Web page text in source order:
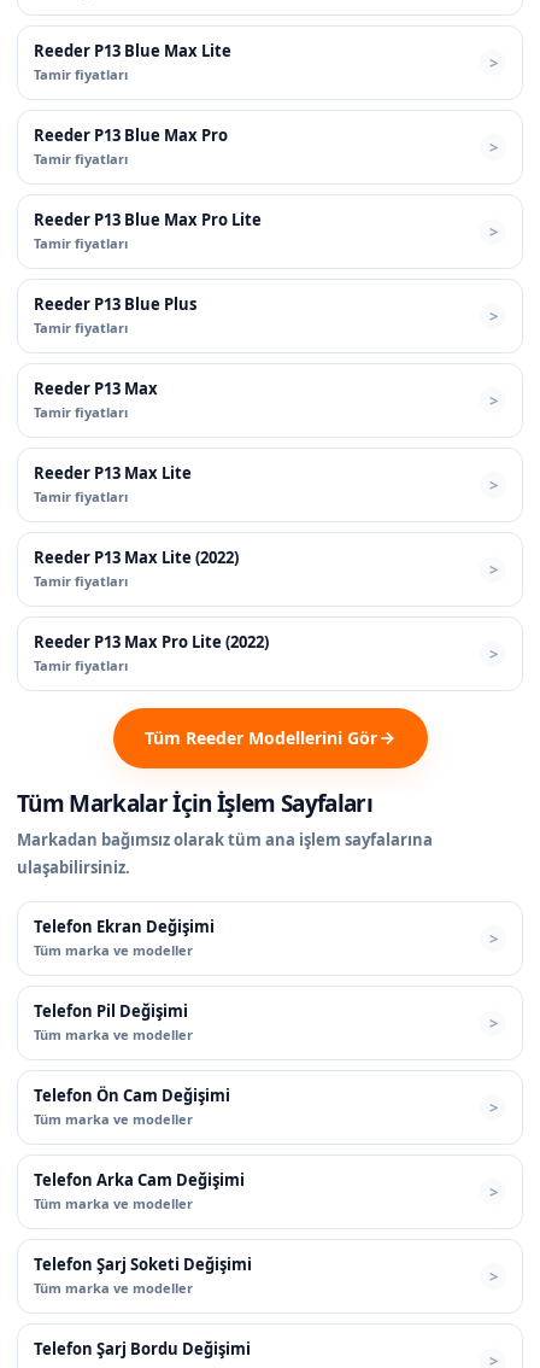
Reeder P13 Blue Max Lite
Tamir fiyatları
Reeder P13 Blue Max Pro
Tamir fiyatları
Reeder P13 Blue Max Pro Lite
Tamir fiyatları
Reeder P13 Blue Plus
Tamir fiyatları
Reeder P13 Max
Tamir fiyatları
Reeder P13 Max Lite
Tamir fiyatları
Reeder P13 Max Lite (2022)
Tamir fiyatları
Reeder P13 Max Pro Lite (2022)
Tamir fiyatları
Tüm Reeder Modellerini Gör
Tüm Markalar İçin İşlem Sayfaları
Markadan bağımsız olarak tüm ana işlem sayfalarına
ulaşabilirsiniz.
Telefon Ekran Değişimi
Tüm marka ve modeller
Telefon Pil Değişimi
Tüm marka ve modeller
Telefon Ön Cam Değişimi
Tüm marka ve modeller
Telefon Arka Cam Değişimi
Tüm marka ve modeller
Telefon Şarj Soketi Değişimi
Tüm marka ve modeller
Telefon Şarj Bordu Değişimi